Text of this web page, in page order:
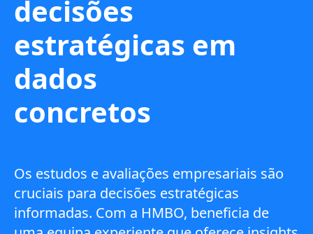
decisões
estratégicas em
dados
concretos
Os estudos e avaliações empresariais são
cruciais para decisões estratégicas
informadas. Com a HMBO, beneficia de